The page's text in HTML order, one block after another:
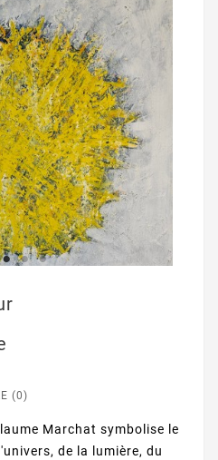
(0)
Marchat symbolise le
de la lumière, du